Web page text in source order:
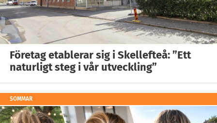
Företag etablerar sig i Skellefteå: ”Ett
naturligt steg i vår utveckling”
SOMMAR